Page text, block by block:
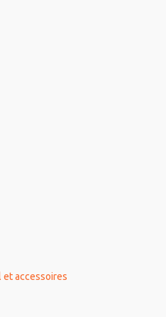
et accessoires